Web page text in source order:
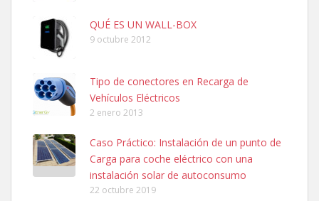
QUÉ ES UN WALL-BOX
9 octubre 2012
Tipo de conectores en Recarga de
Vehículos Eléctricos
2 enero 2013
Caso Práctico: Instalación de un punto de
Carga para coche eléctrico con una
instalación solar de autoconsumo
22 octubre 2019